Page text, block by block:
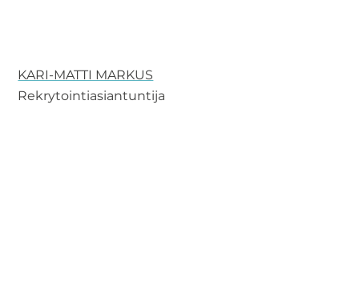
KARI-MATTI MARKUS
Rekrytointiasiantuntija